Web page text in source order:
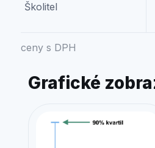
ceny s DPH
Školitel
Grafické